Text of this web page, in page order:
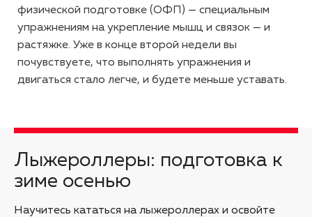
физической подготовке (ОФП) — специальным
упражнениям на укрепление мышц и связок — и
растяжке. Уже в конце второй недели вы
почувствуете, что выполнять упражнения и
двигаться стало легче, и будете меньше уставать.
Лыжероллеры: подготовка к
зиме осенью
Научитесь кататься на лыжероллерах и освойте